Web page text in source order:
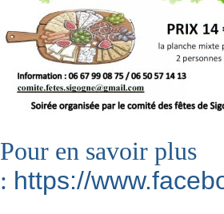
Pour en savoir plus
: https://